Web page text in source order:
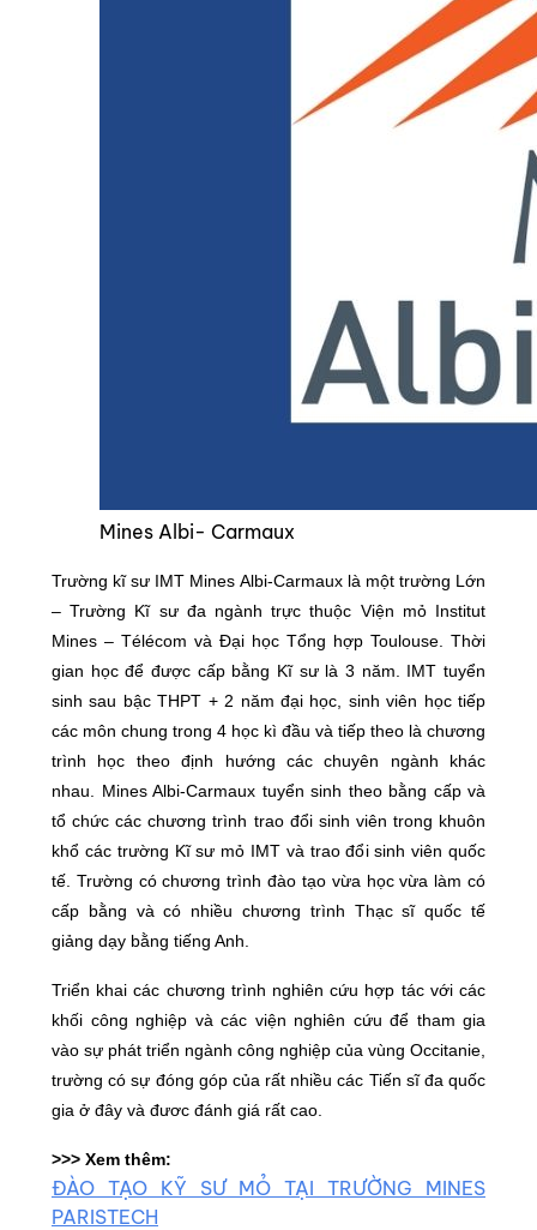
Mines Albi- Carmaux
Trường kĩ sư IMT Mines Albi-Carmaux là một trường Lớn
– Trường Kĩ sư đa ngành trực thuộc Viện mỏ Institut
Mines – Télécom và Đại học Tổng hợp Toulouse. Thời
gian học để được cấp bằng Kĩ sư là 3 năm. IMT tuyển
sinh sau bậc THPT + 2 năm đại học, sinh viên học tiếp
các môn chung trong 4 học kì đầu và tiếp theo là chương
trình học theo định hướng các chuyên ngành khác
nhau. Mines Albi-Carmaux tuyển sinh theo bằng cấp và
tổ chức các chương trình trao đổi sinh viên trong khuôn
khổ các trường Kĩ sư mỏ IMT và trao đổi sinh viên quốc
tế. Trường có chương trình đào tạo vừa học vừa làm có
cấp bằng và có nhiều chương trình Thạc sĩ quốc tế
giảng dạy bằng tiếng Anh.
Triển khai các chương trình nghiên cứu hợp tác với các
khối công nghiệp và các viện nghiên cứu để tham gia
vào sự phát triển ngành công nghiệp của vùng Occitanie,
trường có sự đóng góp của rất nhiều các Tiến sĩ đa quốc
gia ở đây và đươc đánh giá rất cao.
>>> Xem thêm:
ĐÀO TẠO KỸ SƯ MỎ TẠI TRƯỜNG MINES
PARISTECH